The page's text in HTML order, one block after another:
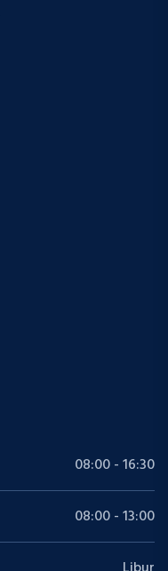
08:00 - 16:30
08:00 - 13:00